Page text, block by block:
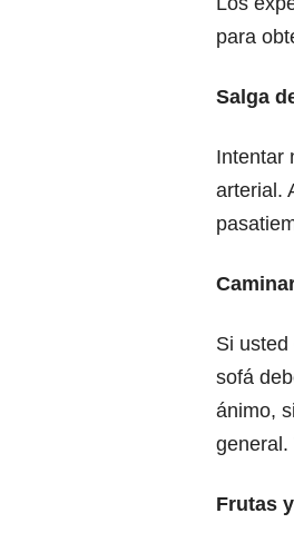
para
Salga
Intentar
arterial.
Si
sofá
ánimo,
general.
Frutas